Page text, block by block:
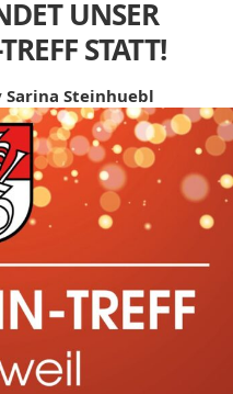
UNSER
STATT!
Sarina Steinhuebl